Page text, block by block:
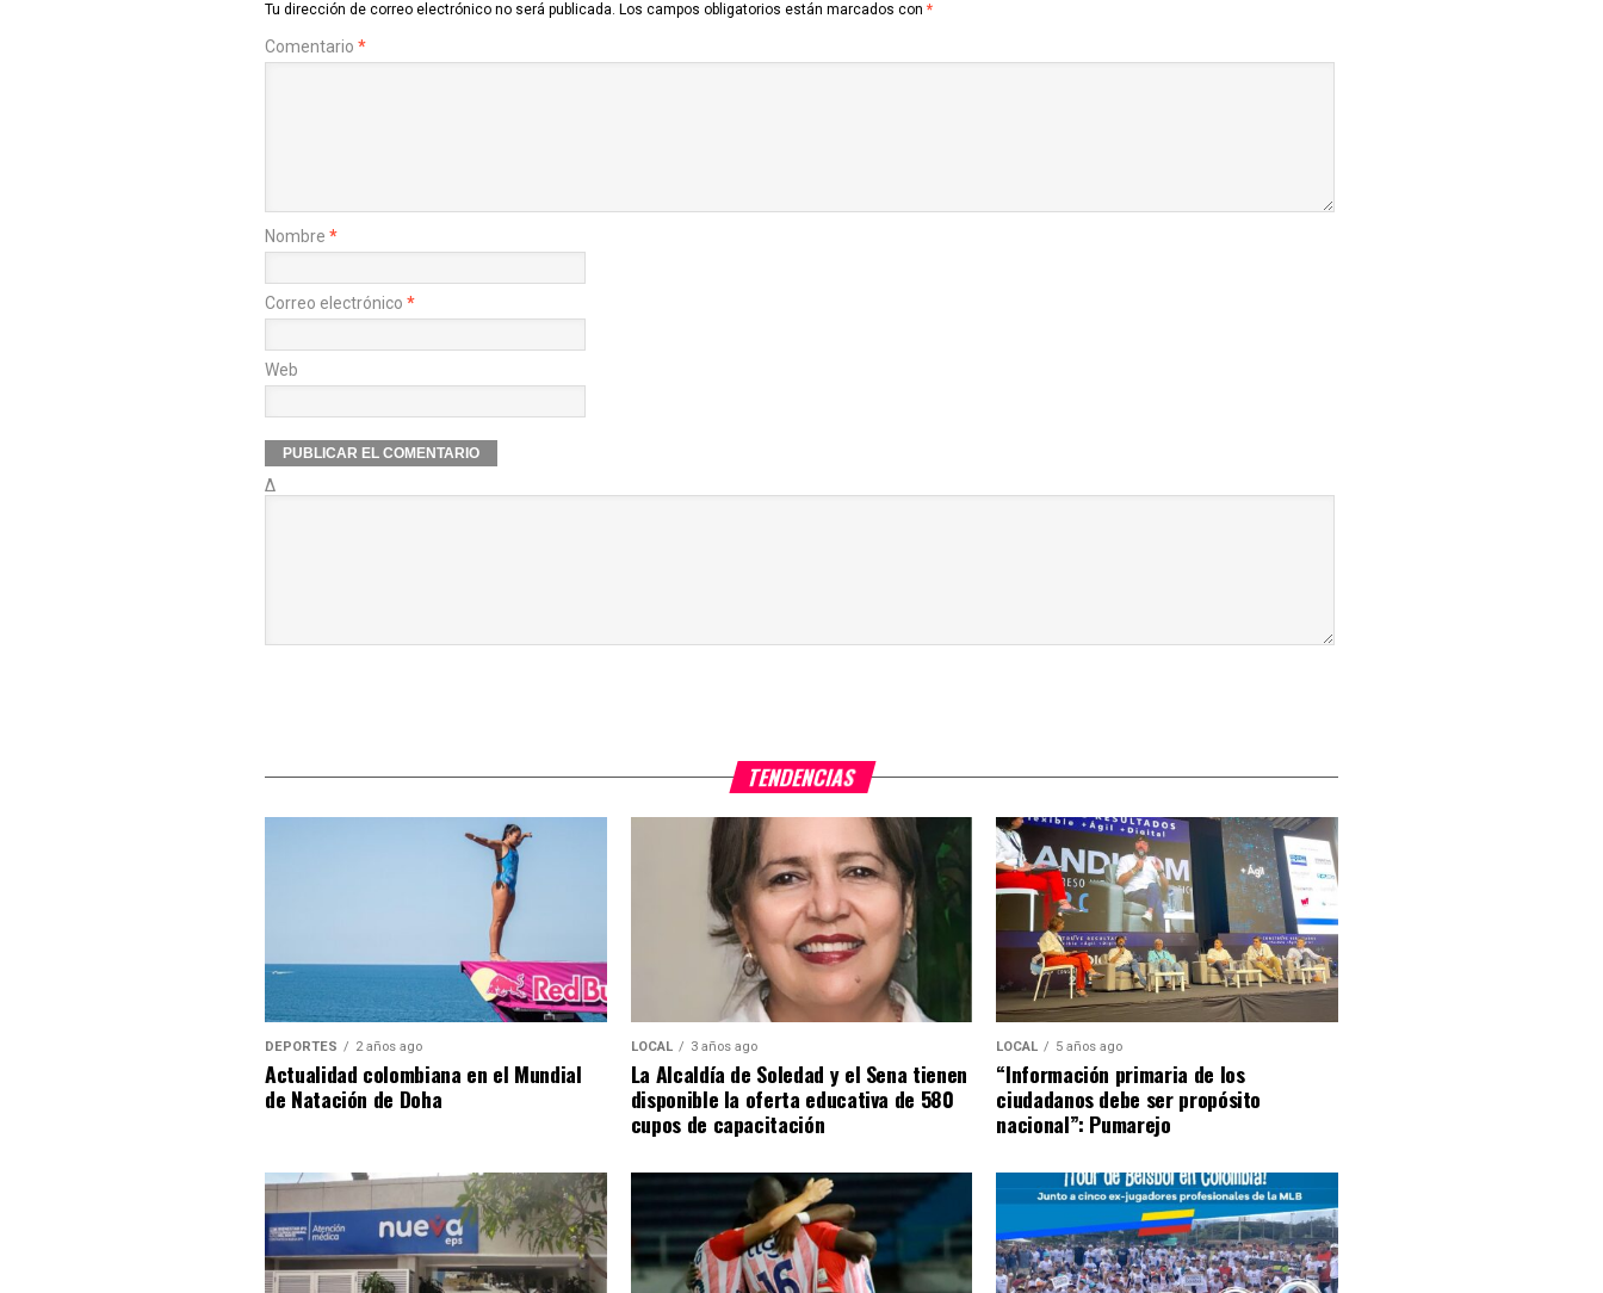
Tu dirección de correo electrónico no será publicada. Los campos obligatorios están marcados con *
Comentario *
Nombre *
Correo electrónico *
Web
Δ
TENDENCIAS
DEPORTES 2 años ago
Actualidad colombiana en el Mundial
de Natación de Doha
LOCAL 3 años ago
La Alcaldía de Soledad y el Sena tienen
disponible la oferta educativa de 580
cupos de capacitación
LOCAL 5 años ago
“Información primaria de los
ciudadanos debe ser propósito
nacional”: Pumarejo